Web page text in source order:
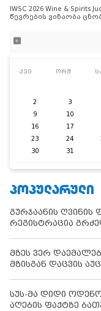
IWSC 2026 Wine &
წევრების ვინაობა
კვი ორშ
2
3
9
10
16
17
23
24
30
31
ᲞᲝᲞᲣᲚᲐᲠᲣᲚᲘ
გურჯაანის ღვინის
რეგისტრაცია
მზეს ვერ
მზისგან დაცვის
სუს-მა დიდი
აღების ფაქტზე